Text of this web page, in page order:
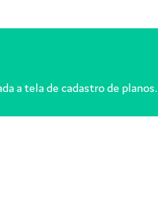
a tela de cadastro de planos.